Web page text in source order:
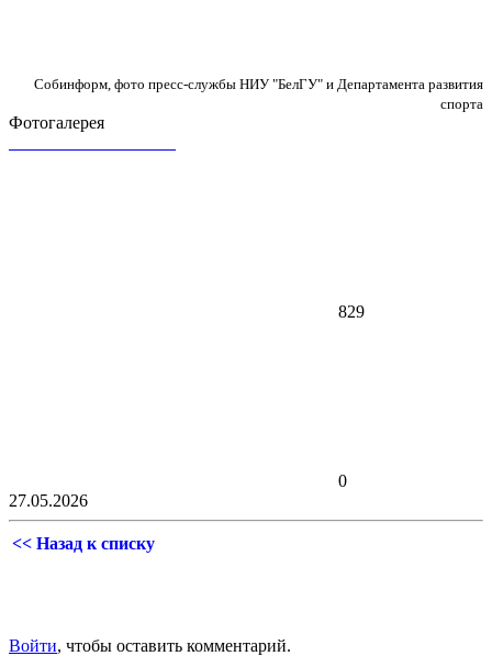
Собинформ, фото пресс-службы НИУ "БелГУ" и Департамента развития
спорта
Фотогалерея
829
0
27.05.2026
<< Назад к списку
Войти, чтобы оставить комментарий.